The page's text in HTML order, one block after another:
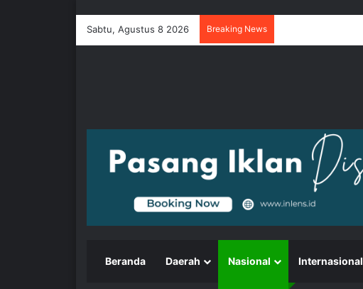
Sabtu, Agustus 8 2026 Breaking News
Beranda Daerah Nasional Internasional